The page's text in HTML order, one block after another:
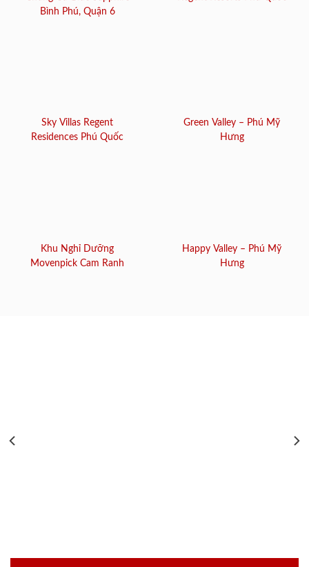
Bình Phú, Quận 6
Sky Villas Regent
Residences Phú Quốc
Green Valley – Phú Mỹ
Hưng
Khu Nghỉ Dưỡng
Movenpick Cam Ranh
Happy Valley – Phú Mỹ
Hưng